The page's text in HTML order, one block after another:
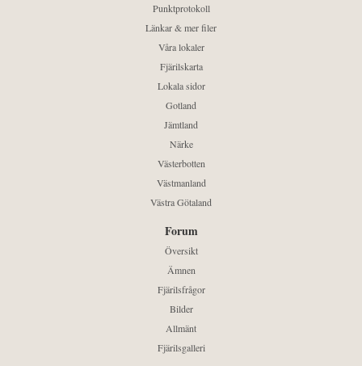
Punktprotokoll
Länkar & mer filer
Våra lokaler
Fjärilskarta
Lokala sidor
Gotland
Jämtland
Närke
Västerbotten
Västmanland
Västra Götaland
Forum
Översikt
Ämnen
Fjärilsfrågor
Bilder
Allmänt
Fjärilsgalleri